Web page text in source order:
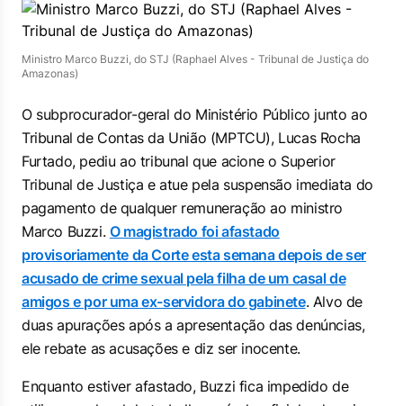
Ministro Marco Buzzi, do STJ (Raphael Alves - Tribunal de Justiça do
Amazonas)
O subprocurador-geral do Ministério Público junto ao
Tribunal de Contas da União (MPTCU), Lucas Rocha
Furtado, pediu ao tribunal que acione o Superior
Tribunal de Justiça e atue pela suspensão imediata do
pagamento de qualquer remuneração ao ministro
Marco Buzzi. O magistrado foi afastado
provisoriamente da Corte esta semana depois de ser
acusado de crime sexual pela filha de um casal de
amigos e por uma ex-servidora do gabinete. Alvo de
duas apurações após a apresentação das denúncias,
ele rebate as acusações e diz ser inocente.
Enquanto estiver afastado, Buzzi fica impedido de